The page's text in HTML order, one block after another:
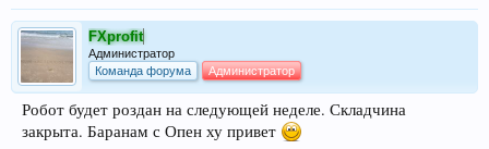
FXprofit
Администратор
Команда форума
Администратор
Робот будет роздан на следующей неделе. Складчина
закрыта. Баранам с Опен ху привет